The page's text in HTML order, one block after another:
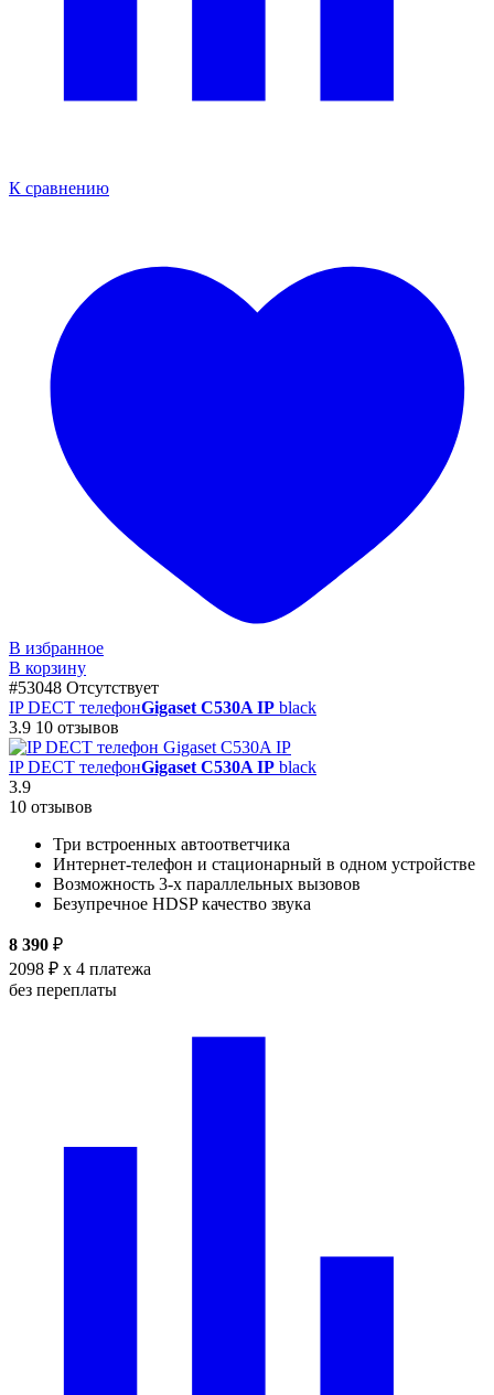
К сравнению
В избранное
В корзину
#53048 Отсутствует
IP DECT телефонGigaset C530A IP black
3.9 10 отзывов
IP DECT телефонGigaset C530A IP black
3.9
10 отзывов
Три встроенных автоответчика
Интернет-телефон и стационарный в одном устройстве
Возможность 3-х параллельных вызовов
Безупречное HDSP качество звука
8 390 ₽
2098 ₽ x 4 платежа
без переплаты